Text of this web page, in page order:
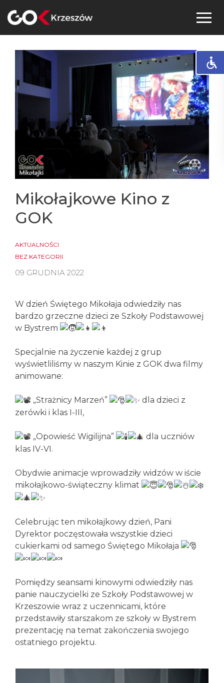
to
Mikołajkowe Kino z
GOK
AKTUALNOŚCI
BEZ KATEGORII
09 GRUDNIA 2022
W dzień Świętego Mikołaja odwiedziły nas
bardzo grzeczne dzieci ze Szkoły Podstawowej
w Bystrem
Specjalnie na życzenie każdej z grup
wyświetliliśmy w naszym Kinie z GOK dwa filmy
animowane:
„Strażnicy Marzeń”
dla dzieci z
zerówki i klas I-III,
„Opowieść Wigilijna”
dla uczniów
klas IV-VI.
Obydwie animacje wprowadziły widzów w iście
mikołajkowo-świąteczny klimat
Celebrując ten mikołajkowy dzień, Pani
Dyrektor poczęstowała wszystkie dzieci
cukierkami od samego Świętego Mikołaja
Pomiędzy seansami kinowymi odwiedziły nas
panie nauczycielki ze Szkoły Podstawowej w
Krzeszowie wraz z uczennicami, które
przedstawiły starszakom ze szkoły w Bystrem
prezentację na temat zakończenia swojego
ostatniego projektu.